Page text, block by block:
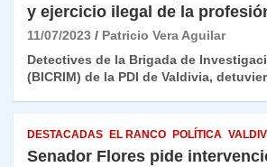
y ejercicio ilegal de la
11/07/2023
Patricio Vera Aguilar
Detectives de la Brigada de
(BICRIM) de la PDI de Valdivia,
DESTACADAS EL RANCO POLÍTICA
Senador Flores pide